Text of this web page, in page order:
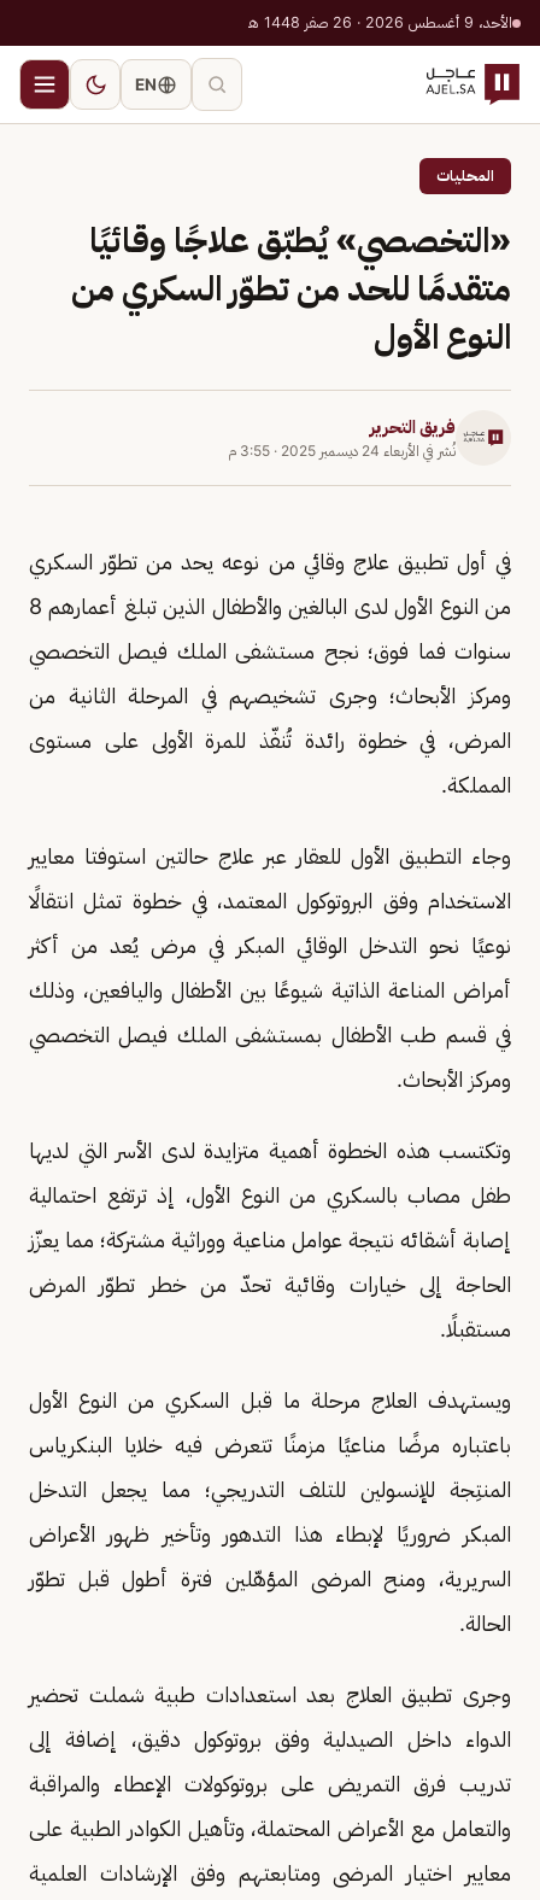
الأحد، 9 أغسطس 2026 · 26 صفر 1448 هـ
EN
المحليات
«التخصصي» يُطبّق علاجًا وقائيًا
متقدمًا للحد من تطوّر السكري من
النوع الأول
فريق التحرير
نُشر في الأربعاء 24 ديسمبر 2025 · 3:55 م
في أول تطبيق علاج وقائي من نوعه يحد من تطوّر السكري
من النوع الأول لدى البالغين والأطفال الذين تبلغ أعمارهم 8
سنوات فما فوق؛ نجح مستشفى الملك فيصل التخصصي
ومركز الأبحاث؛ وجرى تشخيصهم في المرحلة الثانية من
المرض، في خطوة رائدة تُنفّذ للمرة الأولى على مستوى
المملكة.
وجاء التطبيق الأول للعقار عبر علاج حالتين استوفتا معايير
الاستخدام وفق البروتوكول المعتمد، في خطوة تمثل انتقالًا
نوعيًا نحو التدخل الوقائي المبكر في مرض يُعد من أكثر
أمراض المناعة الذاتية شيوعًا بين الأطفال واليافعين، وذلك
في قسم طب الأطفال بمستشفى الملك فيصل التخصصي
ومركز الأبحاث.
وتكتسب هذه الخطوة أهمية متزايدة لدى الأسر التي لديها
طفل مصاب بالسكري من النوع الأول، إذ ترتفع احتمالية
إصابة أشقائه نتيجة عوامل مناعية ووراثية مشتركة؛ مما يعزّز
الحاجة إلى خيارات وقائية تحدّ من خطر تطوّر المرض
مستقبلًا.
ويستهدف العلاج مرحلة ما قبل السكري من النوع الأول
باعتباره مرضًا مناعيًا مزمنًا تتعرض فيه خلايا البنكرياس
المنتِجة للإنسولين للتلف التدريجي؛ مما يجعل التدخل
المبكر ضروريًا لإبطاء هذا التدهور وتأخير ظهور الأعراض
السريرية، ومنح المرضى المؤهّلين فترة أطول قبل تطوّر
الحالة.
وجرى تطبيق العلاج بعد استعدادات طبية شملت تحضير
الدواء داخل الصيدلية وفق بروتوكول دقيق، إضافة إلى
تدريب فرق التمريض على بروتوكولات الإعطاء والمراقبة
والتعامل مع الأعراض المحتملة، وتأهيل الكوادر الطبية على
معايير اختيار المرضى ومتابعتهم وفق الإرشادات العلمية